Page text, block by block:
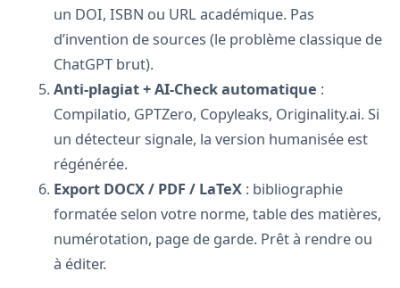
un DOI, ISBN ou URL académique. Pas
d’invention de sources (le problème classique de
ChatGPT brut).
Anti-plagiat + AI-Check automatique :
Compilatio, GPTZero, Copyleaks, Originality.ai. Si
un détecteur signale, la version humanisée est
régénérée.
Export DOCX / PDF / LaTeX : bibliographie
formatée selon votre norme, table des matières,
numérotation, page de garde. Prêt à rendre ou
à éditer.